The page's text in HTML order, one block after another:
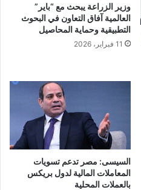
وزير الزراعة يبحث مع “باير”
العالمية آفاق التعاون في البحوث
التطبيقية وحماية المحاصيل
11 فبراير، 2026
السيسى: مصر تدعم تسويات
المعاملات المالية لدول بريكس
بالعملات المحلية